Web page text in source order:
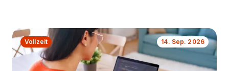
14. Sep. 2026
Vollzeit